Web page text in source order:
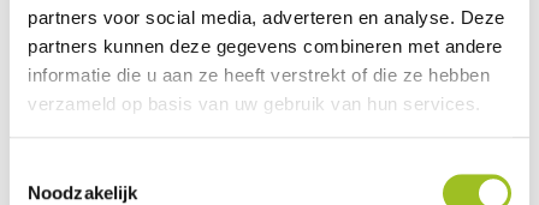
partners voor social media, adverteren en analyse. Deze
partners kunnen deze gegevens combineren met andere
informatie die u aan ze heeft verstrekt of die ze hebben
verzameld op basis van uw gebruik van hun services.
Noodzakelijk
Rondleiding/kennismaken met locatie
Experiment M&T
Informatie vanuit platform
CSPE 2025 (evaluatie en vooruitblik voor
Aanmelden kan via onderstaand formulier.